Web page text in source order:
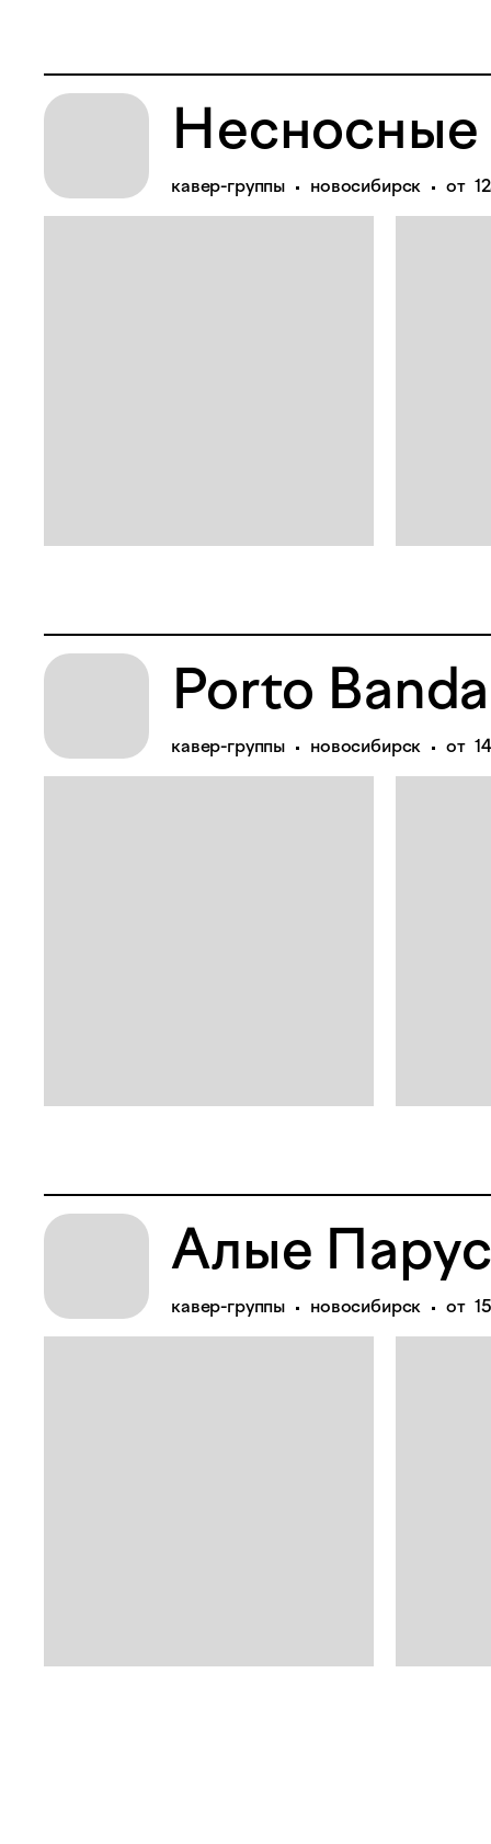
Несносные
кавер-группы новосибирск от
Porto Banda
кавер-группы новосибирск от
Алые
кавер-группы новосибирск от